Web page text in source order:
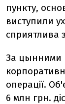
пункту,
виступили
сприятлива
За цынними
операції.
6 млн грн.